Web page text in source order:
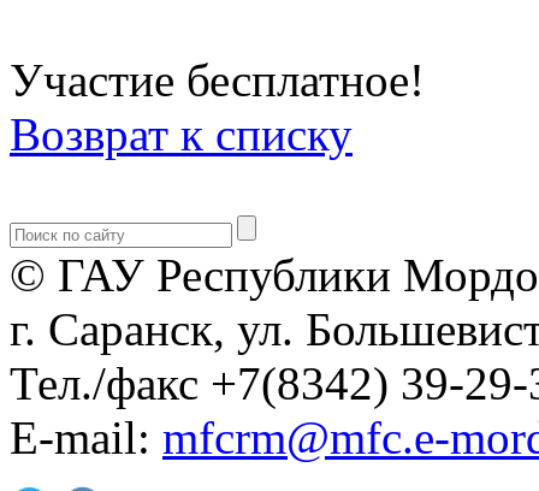
Участие бесплатное!
Возврат к списку
© ГАУ Республики
г. Саранск, ул.
Тел./факс +7(8342) 39-29-
E-mail: mfcrm@mfc.e-